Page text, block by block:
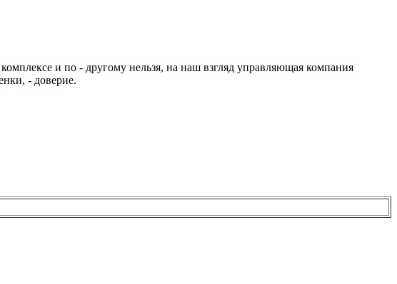
и по - другому нельзя, на наш взгляд управляющая компания
- доверие.